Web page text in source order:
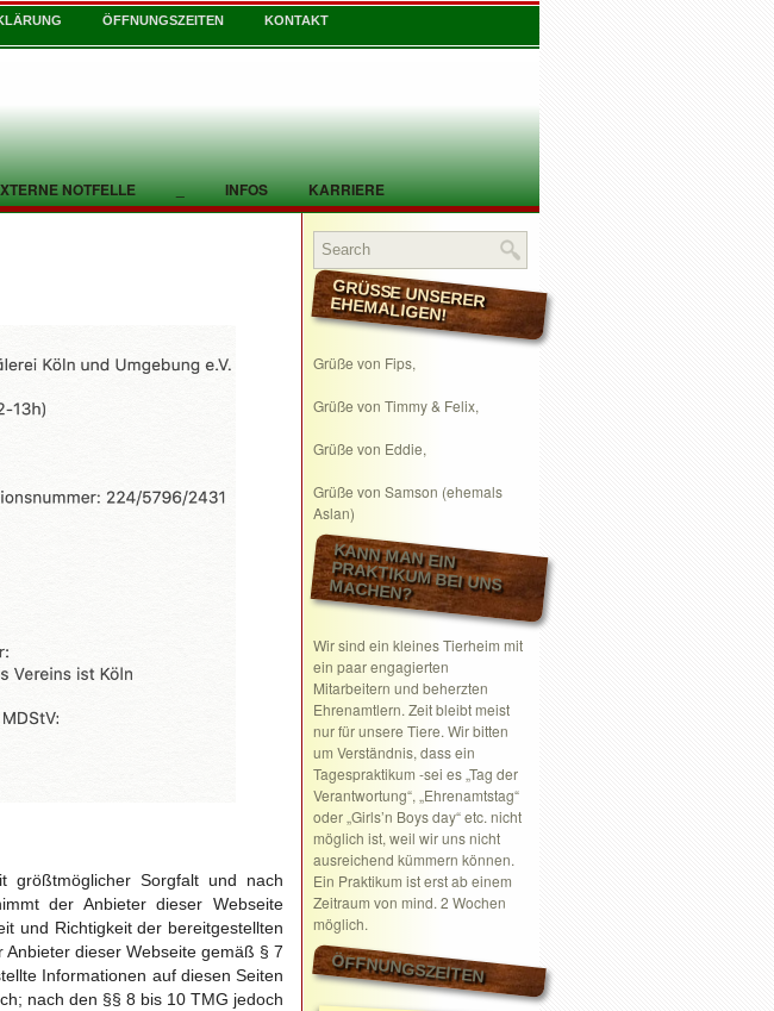
ÖFFNUNGSZEITEN KONTAKT
NOTFELLE _ INFOS KARRIERE
größtmöglicher Sorgfalt und nach
der Anbieter dieser Webseite
und Richtigkeit der bereitgestellten
dieser Webseite gemäß § 7
Informationen auf diesen Seiten
nach den §§ 8 bis 10 TMG jedoch
GRÜSSE UNSERER EHEMALIGEN!
Grüße von Fips,
Grüße von Timmy & Felix,
Grüße von Eddie,
Grüße von Samson (ehemals
Aslan)
KANN MAN EIN
PRAKTIKUM BEI UNS MACHEN?
Wir sind ein kleines Tierheim mit
ein paar engagierten
Mitarbeitern und beherzten
Ehrenamtlern. Zeit bleibt meist
nur für unsere Tiere. Wir bitten
um Verständnis, dass ein
Tagespraktikum -sei es „Tag der
Verantwortung“, „Ehrenamtstag“
oder „Girls’n Boys day“ etc. nicht
möglich ist, weil wir uns nicht
ausreichend kümmern können.
Ein Praktikum ist erst ab einem
Zeitraum von mind. 2 Wochen
möglich.
ÖFFNUNGSZEITEN